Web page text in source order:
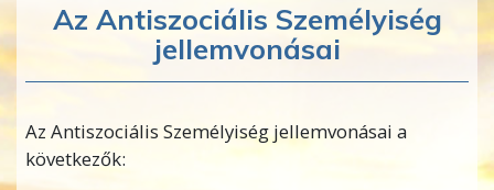
Az Antiszociális Személyiség
jellemvonásai
Az Antiszociális Személyiség jellemvonásai a
következők: